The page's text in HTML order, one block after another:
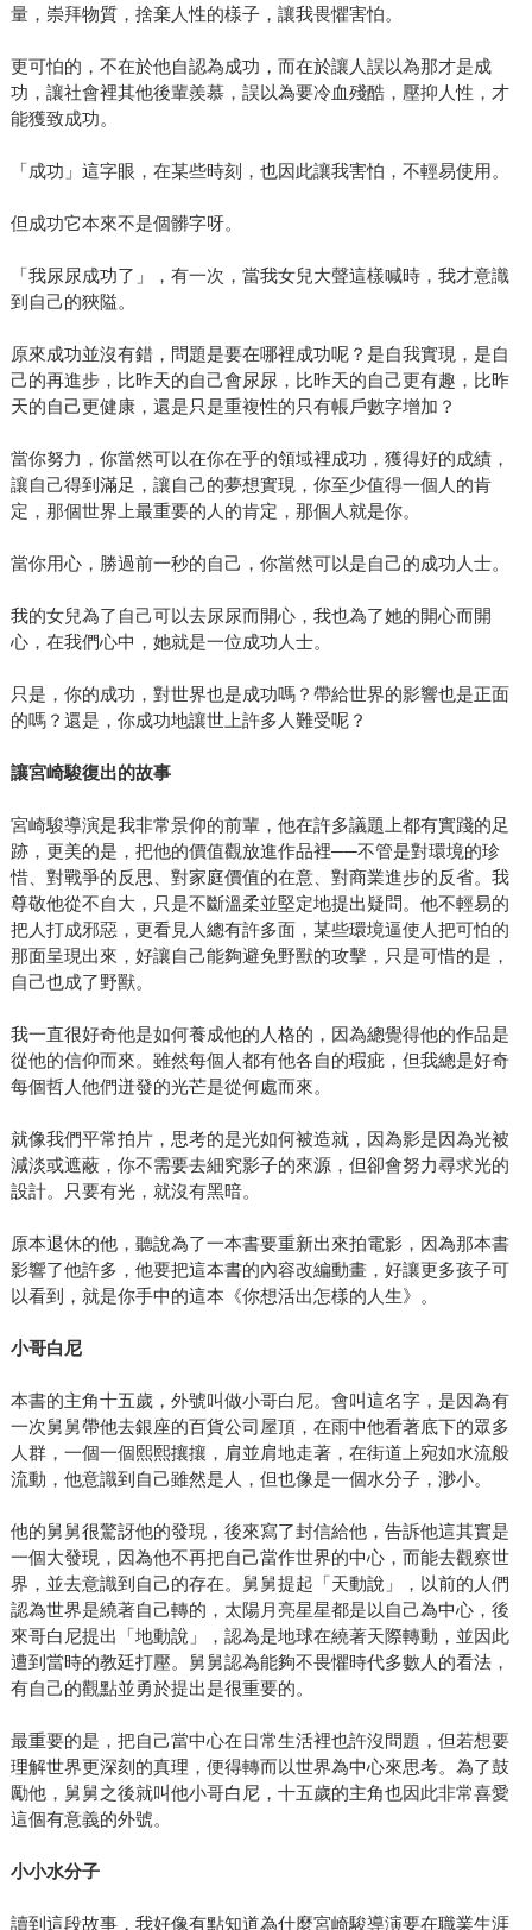
量，崇拜物質，捨棄人性的樣子，讓我畏懼害怕。
更可怕的，不在於他自認為成功，而在於讓人誤以為那才是成
功，讓社會裡其他後輩羨慕，誤以為要冷血殘酷，壓抑人性，才
能獲致成功。
「成功」這字眼，在某些時刻，也因此讓我害怕，不輕易使用。
但成功它本來不是個髒字呀。
「我尿尿成功了」，有一次，當我女兒大聲這樣喊時，我才意識
到自己的狹隘。
原來成功並沒有錯，問題是要在哪裡成功呢？是自我實現，是自
己的再進步，比昨天的自己會尿尿，比昨天的自己更有趣，比昨
天的自己更健康，還是只是重複性的只有帳戶數字增加？
當你努力，你當然可以在你在乎的領域裡成功，獲得好的成績，
讓自己得到滿足，讓自己的夢想實現，你至少值得一個人的肯
定，那個世界上最重要的人的肯定，那個人就是你。
當你用心，勝過前一秒的自己，你當然可以是自己的成功人士。
我的女兒為了自己可以去尿尿而開心，我也為了她的開心而開
心，在我們心中，她就是一位成功人士。
只是，你的成功，對世界也是成功嗎？帶給世界的影響也是正面
的嗎？還是，你成功地讓世上許多人難受呢？
讓宮崎駿復出的故事
宮崎駿導演是我非常景仰的前輩，他在許多議題上都有實踐的足
跡，更美的是，把他的價值觀放進作品裡──不管是對環境的珍
惜、對戰爭的反思、對家庭價值的在意、對商業進步的反省。我
尊敬他從不自大，只是不斷溫柔並堅定地提出疑問。他不輕易的
把人打成邪惡，更看見人總有許多面，某些環境逼使人把可怕的
那面呈現出來，好讓自己能夠避免野獸的攻擊，只是可惜的是，
自己也成了野獸。
我一直很好奇他是如何養成他的人格的，因為總覺得他的作品是
從他的信仰而來。雖然每個人都有他各自的瑕疵，但我總是好奇
每個哲人他們迸發的光芒是從何處而來。
就像我們平常拍片，思考的是光如何被造就，因為影是因為光被
減淡或遮蔽，你不需要去細究影子的來源，但卻會努力尋求光的
設計。只要有光，就沒有黑暗。
原本退休的他，聽說為了一本書要重新出來拍電影，因為那本書
影響了他許多，他要把這本書的內容改編動畫，好讓更多孩子可
以看到，就是你手中的這本《你想活出怎樣的人生》。
小哥白尼
本書的主角十五歲，外號叫做小哥白尼。會叫這名字，是因為有
一次舅舅帶他去銀座的百貨公司屋頂，在雨中他看著底下的眾多
人群，一個一個熙熙攘攘，肩並肩地走著，在街道上宛如水流般
流動，他意識到自己雖然是人，但也像是一個水分子，渺小。
他的舅舅很驚訝他的發現，後來寫了封信給他，告訴他這其實是
一個大發現，因為他不再把自己當作世界的中心，而能去觀察世
界，並去意識到自己的存在。舅舅提起「天動說」，以前的人們
認為世界是繞著自己轉的，太陽月亮星星都是以自己為中心，後
來哥白尼提出「地動說」，認為是地球在繞著天際轉動，並因此
遭到當時的教廷打壓。舅舅認為能夠不畏懼時代多數人的看法，
有自己的觀點並勇於提出是很重要的。
最重要的是，把自己當中心在日常生活裡也許沒問題，但若想要
理解世界更深刻的真理，便得轉而以世界為中心來思考。為了鼓
勵他，舅舅之後就叫他小哥白尼，十五歲的主角也因此非常喜愛
這個有意義的外號。
小小水分子
讀到這段故事，我好像有點知道為什麼宮崎駿導演要在職業生涯